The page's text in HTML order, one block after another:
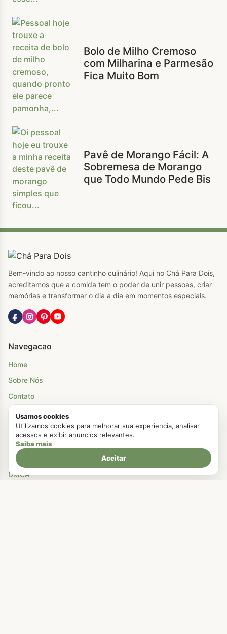
Bolo de Milho Cremoso
com Milharina e Parmesão
Fica Muito Bom
Pavê de Morango Fácil: A
Sobremesa de Morango
que Todo Mundo Pede Bis
Bem-vindo ao nosso cantinho culinário! Aqui no Chá Para Dois,
acreditamos que a comida tem o poder de unir pessoas, criar
memórias e transformar o dia a dia em momentos especiais.
Navegacao
Home
Sobre Nós
Contato
Politica de Cookies
Políticas Privacidade
Termos e Condições
Transparência
DMCA
Usamos cookies
Utilizamos cookies para melhorar sua experiencia, analisar
acessos e exibir anuncios relevantes.
Saiba mais
Aceitar